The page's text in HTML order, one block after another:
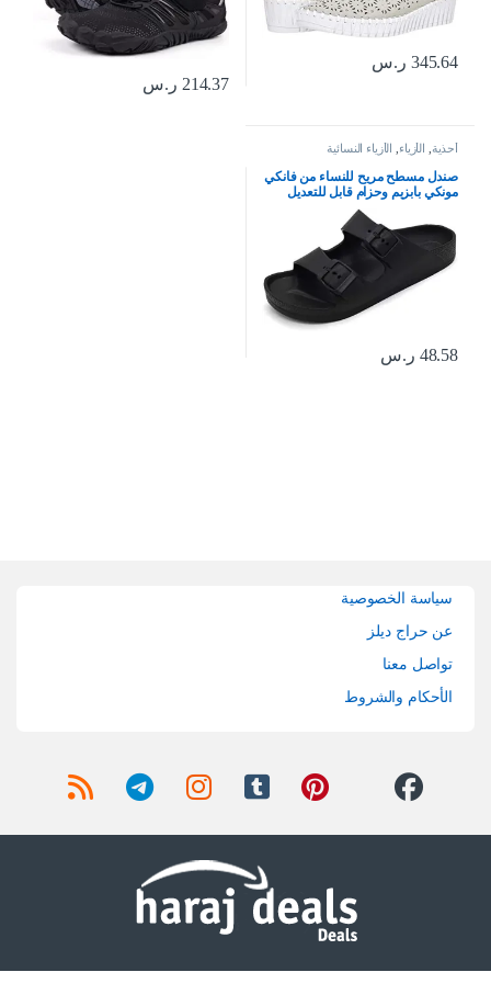
345.64 ر.س
214.37 ر.س
أحذية الأزياء الأزياء النسائية
صندل مسطح مريح للنساء من فانكي
مونكي بابزيم وحزام قابل للتعديل
48.58 ر.س
سياسة الخصوصية
عن حراج ديلز
تواصل معنا
الأحكام والشروط